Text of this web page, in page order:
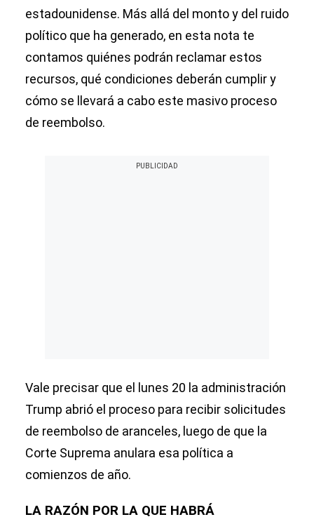
estadounidense. Más allá del monto y del ruido
político que ha generado, en esta nota te
contamos quiénes podrán reclamar estos
recursos, qué condiciones deberán cumplir y
cómo se llevará a cabo este masivo proceso
de reembolso.
Vale precisar que el lunes 20 la administración
Trump abrió el proceso para recibir solicitudes
de reembolso de aranceles, luego de que la
Corte Suprema anulara esa política a
comienzos de año.
LA RAZÓN POR LA QUE HABRÁ